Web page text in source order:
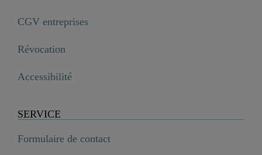
CGV entreprises
Révocation
Accessibilité
SERVICE
Formulaire de contact